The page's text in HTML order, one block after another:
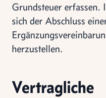
Grundsteuer
sich der Abschluss
herzustellen.
Vertragliche